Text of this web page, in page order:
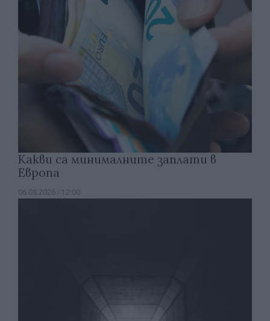
Какви са минималните заплати в
Европа
06.08.2026 / 12:00